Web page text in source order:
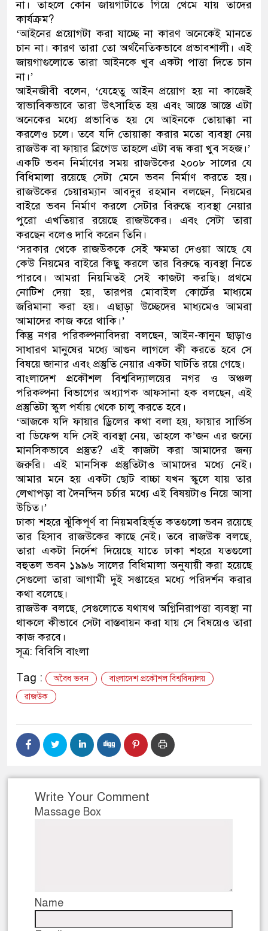
না। তাহলে কোন জায়গাটাতে গিয়ে থেমে যায় তাদের
কার্যক্রম?
‘আইনের প্রয়োগটা করা যাচ্ছে না কারণ অনেকেই মানতে
চান না। কারণ তারা তো অর্থনৈতিকভাবে প্রভাবশালী। এই
জায়গাগুলোতে তারা আইনকে খুব একটা পাত্তা দিতে চান
না।’
আইনজীবী বলেন, ‘যেহেতু আইন প্রয়োগ হয় না কাজেই
স্বাভাবিকভাবে তারা উৎসাহিত হয় এবং আস্তে আস্তে এটা
অনেকের মধ্যে প্রভাবিত হয় যে আইনকে তোয়াক্কা না
করলেও চলে। তবে যদি তোয়াক্কা করার মতো ব্যবস্থা নেয়
রাজউক বা ফায়ার ব্রিগেড তাহলে এটা বন্ধ করা খুব সহজ।’
একটি ভবন নির্মাণের সময় রাজউকের ২০০৮ সালের যে
বিধিমালা রয়েছে সেটা মেনে ভবন নির্মাণ করতে হয়।
রাজউকের চেয়ারম্যান আবদুর রহমান বলছেন, নিয়মের
বাইরে ভবন নির্মাণ করলে সেটার বিরুদ্ধে ব্যবস্থা নেয়ার
পুরো এখতিয়ার রয়েছে রাজউকের। এবং সেটা তারা
করছেন বলেও দাবি করেন তিনি।
‘সরকার থেকে রাজউককে সেই ক্ষমতা দেওয়া আছে যে
কেউ নিয়মের বাইরে কিছু করলে তার বিরুদ্ধে ব্যবস্থা নিতে
পারবে। আমরা নিয়মিতই সেই কাজটা করছি। প্রথমে
নোটিশ দেয়া হয়, তারপর মোবাইল কোর্টের মাধ্যমে
জরিমানা করা হয়। এছাড়া উচ্ছেদের মাধ্যমেও আমরা
আমাদের কাজ করে থাকি।’
কিন্তু নগর পরিকল্পনাবিদরা বলছেন, আইন-কানুন ছাড়াও
সাধারণ মানুষের মধ্যে আগুন লাগলে কী করতে হবে সে
বিষয়ে জানার এবং প্রস্তুতি নেয়ার একটা ঘাটতি রয়ে গেছে।
বাংলাদেশ প্রকৌশল বিশ্ববিদ্যালয়ের নগর ও অঞ্চল
পরিকল্পনা বিভাগের অধ্যাপক আফসানা হক বলছেন, এই
প্রস্তুতিটা স্কুল পর্যায় থেকে চালু করতে হবে।
‘আজকে যদি ফায়ার ড্রিলের কথা বলা হয়, ফায়ার সার্ভিস
বা ডিফেন্স যদি সেই ব্যবস্থা নেয়, তাহলে ক’জন এর জন্যে
মানসিকভাবে প্রস্তুত? এই কাজটা করা আমাদের জন্য
জরুরি। এই মানসিক প্রস্তুতিটাও আমাদের মধ্যে নেই।
আমার মনে হয় একটা ছোট বাচ্চা যখন স্কুলে যায় তার
লেখাপড়া বা দৈনন্দিন চর্চার মধ্যে এই বিষয়টাও নিয়ে আসা
উচিত।’
ঢাকা শহরে ঝুঁকিপূর্ণ বা নিয়মবহির্ভূত কতগুলো ভবন রয়েছে
তার হিসাব রাজউকের কাছে নেই। তবে রাজউক বলছে,
তারা একটা নির্দেশ দিয়েছে যাতে ঢাকা শহরে যতগুলো
বহুতল ভবন ১৯৯৬ সালের বিধিমালা অনুযায়ী করা হয়েছে
সেগুলো তারা আগামী দুই সপ্তাহের মধ্যে পরিদর্শন করার
কথা বলেছে।
রাজউক বলছে, সেগুলোতে যথাযথ অগ্নিনিরাপত্তা ব্যবস্থা না
থাকলে কীভাবে সেটা বাস্তবায়ন করা যায় সে বিষয়েও তারা
কাজ করবে।
সূত্র: বিবিসি বাংলা
Tag :
অবৈধ ভবন
বাংলাদেশ প্রকৌশল বিশ্ববিদ্যালয়
রাজউক
Write Your Comment
Massage Box
Name